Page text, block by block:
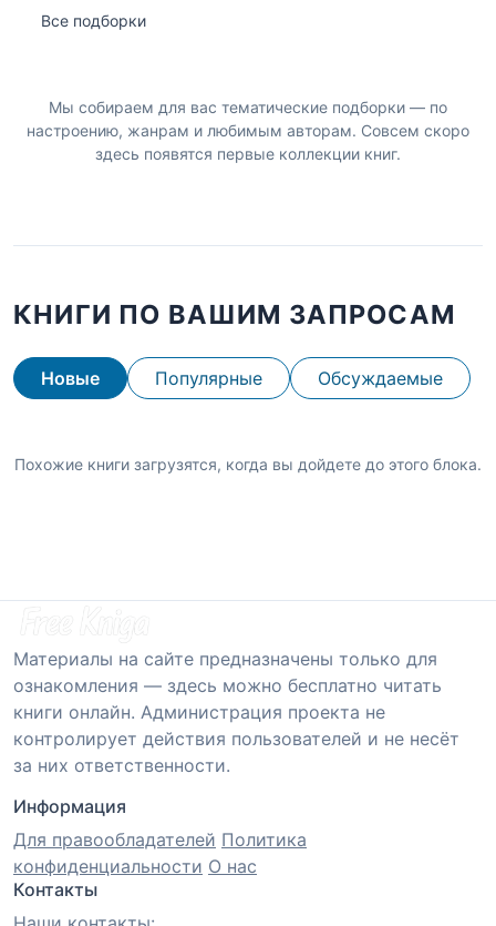
Все подборки
Мы собираем для вас тематические подборки — по
настроению, жанрам и любимым авторам. Совсем скоро
здесь появятся первые коллекции книг.
КНИГИ ПО ВАШИМ ЗАПРОСАМ
Новые Популярные Обсуждаемые
Похожие книги загрузятся, когда вы дойдете до этого блока.
Материалы на сайте предназначены только для
ознакомления — здесь можно бесплатно читать
книги онлайн. Администрация проекта не
контролирует действия пользователей и не несёт
за них ответственности.
Информация
Для правообладателей Политика
конфиденциальности О нас
Контакты